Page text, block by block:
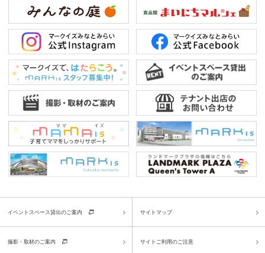
イベントスペース貸出のご案内
撮影・取材のご案内
サイトマップ
サイトご利用のご注意